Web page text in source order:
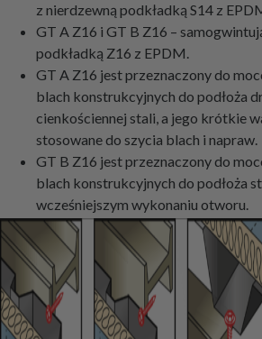
z nierdzewną podkładką S14 z
GT A Z16 i GT B Z16 –
podkładką Z16 z EPDM.
GT A Z16 jest przeznaczony do
blach konstrukcyjnych do podłoża
cienkościennej stali, a jego krótkie
stosowane do szycia blach i napraw.
GT B Z16 jest przeznaczony do
blach konstrukcyjnych do podłoża
wcześniejszym wykonaniu otworu.